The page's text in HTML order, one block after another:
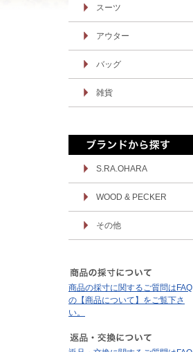
スーツ
アウター
バッグ
雑貨
S.RA.OHARA
WOOD & PECKER
その他
商品の採寸に関するご質問はFAQ
の【商品について】をご覧下さ
い。